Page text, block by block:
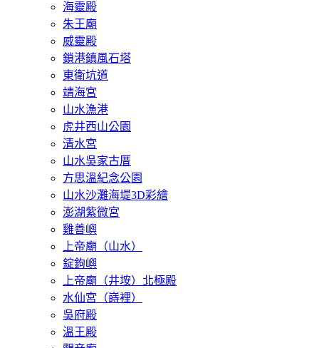
海靈殿
朱王廟
威靈殿
鎖港鎮風石塔
東衛坑道
靖海宮
山水漁港
虎井西山公園
清水宮
山水吳家古厝
方思溫紀念公園
山水沙灘海堤3D彩繪
澎湖紫微宮
雞善嶼
上帝廟（山水）
錠鉤嶼
上帝廟（井垵）北極殿
水仙宮（嵵裡）
吳府殿
溫王殿